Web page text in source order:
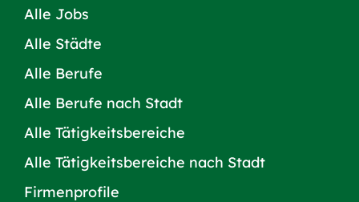
Alle Jobs
Alle Städte
Alle Berufe
Alle Berufe nach Stadt
Alle Tätigkeitsbereiche
Alle Tätigkeitsbereiche nach Stadt
Firmenprofile